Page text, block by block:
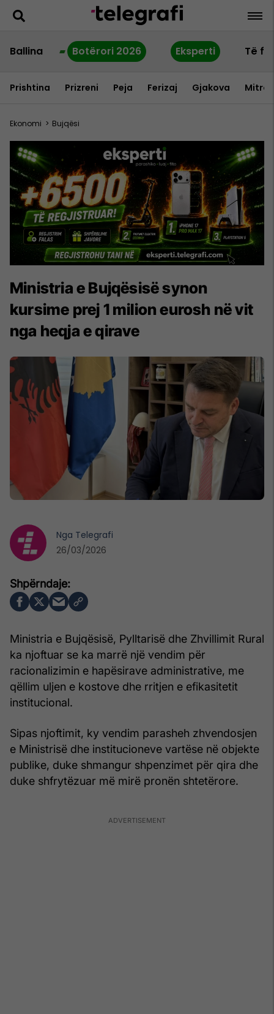
Ballina Botërori 2026 Eksperti Të
Prishtina Prizreni Peja Ferizaj Gjakova
Ekonomi > Bujqësi
Ministria e Bujqësisë synon
kursime prej 1 milion eurosh në vit
nga heqja e qirave
Ministria e Bujqësisë, Pylltarisë dhe Zhvillimit Rural
ka njoftuar se ka marrë një vendim për
racionalizimin e hapësirave administrative, me
qëllim uljen e kostove dhe rritjen e efikasitetit
institucional.
Sipas njoftimit, ky vendim parasheh zhvendosjen
e Ministrisë dhe institucioneve vartëse në objekte
publike, duke shmangur shpenzimet për qira dhe
duke shfrytëzuar më mirë pronën shtetërore.
Nga Telegrafi
26/03/2026